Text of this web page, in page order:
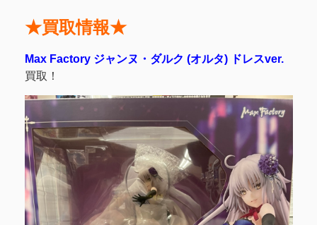
★買取情報★
Max Factory ジャンヌ・ダルク (オルタ) ドレスver.
買取！